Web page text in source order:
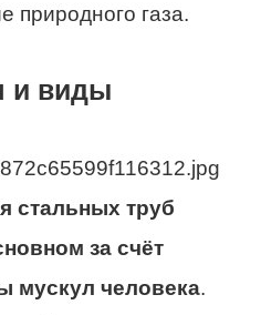
природного газа.
и виды
стальных труб
за счёт
мускул человека.